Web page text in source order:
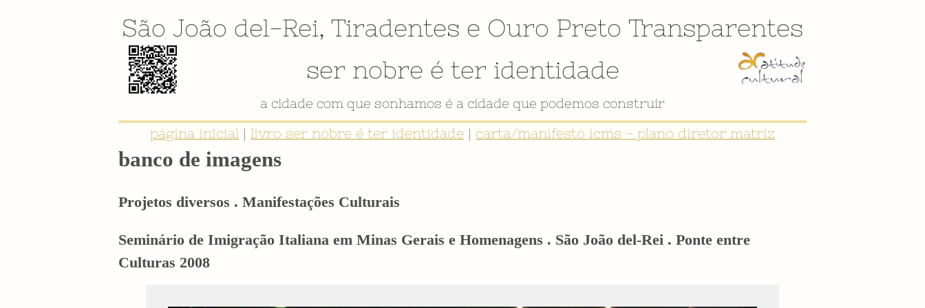
São João del-Rei, Tiradentes e Ouro Preto Transparentes
ser nobre é ter identidade
VÍDEO INSTITUCIONAL
página inicial | livro ser nobre é ter identidade | carta/manifesto icms - plano diretor matriz
banco de imagens
Projetos diversos . Manifestações Culturais
Seminário de Imigração Italiana em Minas Gerais e Homenagens . São João del-Rei . Ponte entre
Culturas 2008